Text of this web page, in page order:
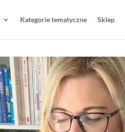
Kategorie tematyczne Sklep